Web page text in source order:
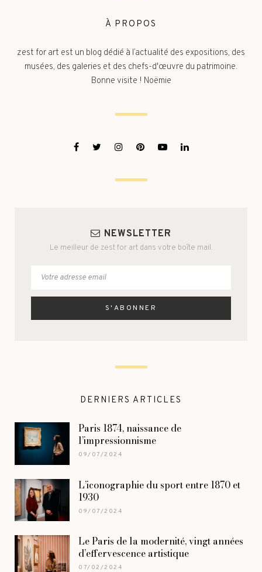
À PROPOS
zest for art est un blog dédié à l’actualité des expositions, des
musées, des galeries et des chefs-d'œuvre du patrimoine.
Bonne visite ! Noëmie
NEWSLETTER
Le meilleur de zest for art dans votre boîte mail.
DERNIERS ARTICLES
Paris 1874, naissance de
l’impressionnisme
09/07/2024
L’iconographie du sport entre 1870 et
1930
09/07/2024
Le Paris de la modernité, vingt années
d’effervescence artistique
07/02/2024